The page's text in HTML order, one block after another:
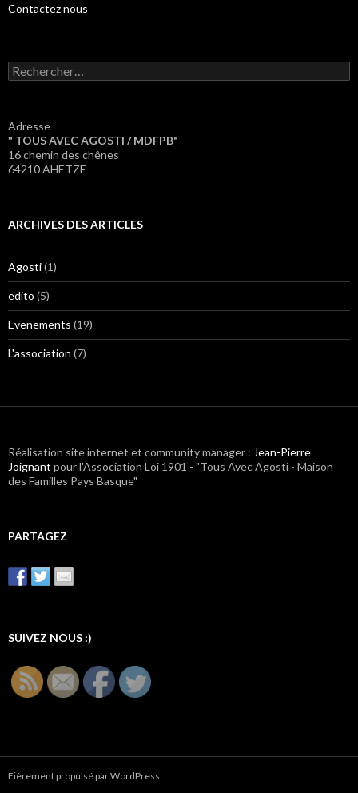
Contactez nous
Rechercher :
Adresse
" TOUS AVEC AGOSTI / MDFPB"
16 chemin des chênes
64210 AHETZE
ARCHIVES DES ARTICLES
Agosti(1)
edito (5)
Evenements (19)
L'association (7)
Réalisation site internet et community manager : Jean-Pierre
Joignant pour l'Association Loi 1901 - "Tous Avec Agosti - Maison
des Familles Pays Basque"
PARTAGEZ
SUIVEZ NOUS :)
Fièrement propulsé par WordPress